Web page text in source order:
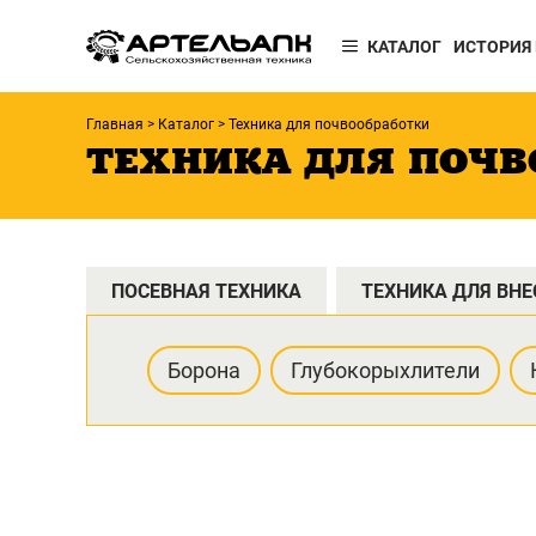
КАТАЛОГ
ПОСЕВНАЯ
ЗАПЧАСТИ
Главная > Каталог > Техника для почвообработки
ТЕХНИКА ДЛЯ
ПОСЕВНАЯ ТЕХНИКА ТЕХНИКА ДЛЯ
Борона Глубокорыхлители